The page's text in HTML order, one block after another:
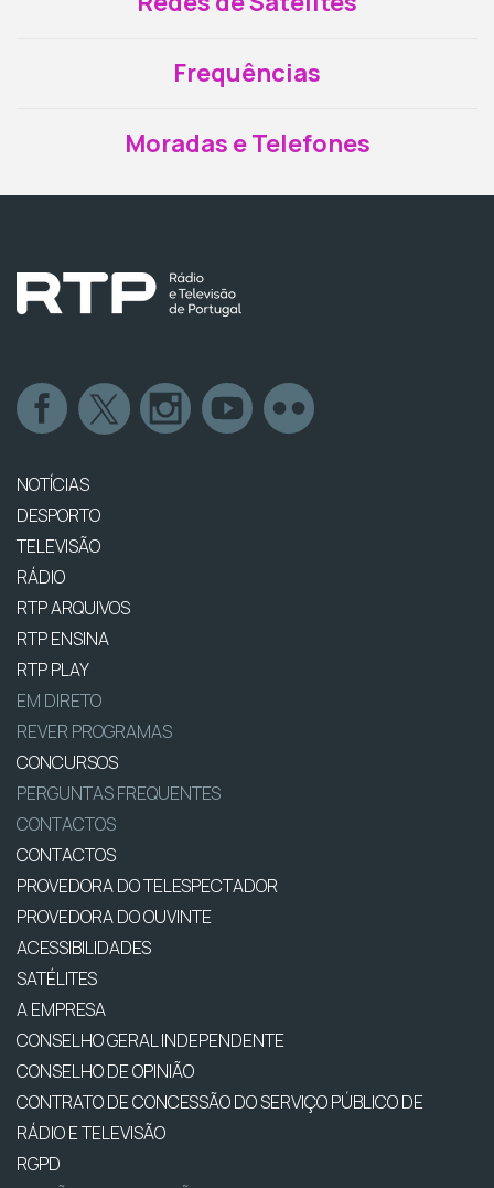
Frequências
Moradas e Telefones
NOTÍCIAS
DESPORTO
TELEVISÃO
RÁDIO
RTP ARQUIVOS
RTP ENSINA
RTP PLAY
EM DIRETO
REVER PROGRAMAS
CONCURSOS
PERGUNTAS FREQUENTES
CONTACTOS
CONTACTOS
PROVEDORA DO TELESPECTADOR
PROVEDORA DO OUVINTE
ACESSIBILIDADES
SATÉLITES
A EMPRESA
CONSELHO GERAL INDEPENDENTE
CONSELHO DE OPINIÃO
CONTRATO DE CONCESSÃO DO SERVIÇO PÚBLICO DE
RÁDIO E TELEVISÃO
RGPD